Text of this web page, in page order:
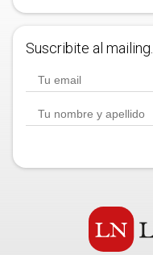
Suscribite al mailing.